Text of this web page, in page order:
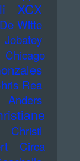
XCX
Witte
Chicago
Rea
Christl
Circa